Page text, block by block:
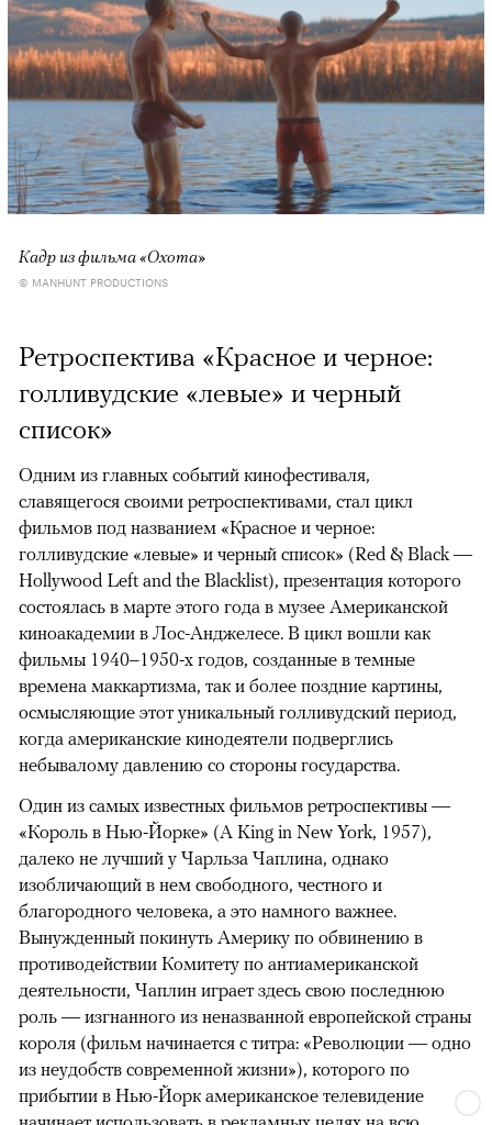
Кадр из фильма «Охота»
© MANHUNT PRODUCTIONS
Ретроспектива «Красное и черное:
голливудские «левые» и черный
список»
Одним из главных событий кинофестиваля,
славящегося своими ретроспективами, стал цикл
фильмов под названием «Красное и черное:
голливудские «левые» и черный список» (Red & Black —
Hollywood Left and the Blacklist), презентация которого
состоялась в марте этого года в музее Американской
киноакадемии в Лос-Анджелесе. В цикл вошли как
фильмы 1940–1950-х годов, созданные в темные
времена маккартизма, так и более поздние картины,
осмысляющие этот уникальный голливудский период,
когда американские кинодеятели подверглись
небывалому давлению со стороны государства.
Один из самых известных фильмов ретроспективы —
«Король в Нью-Йорке» (A King in New York, 1957),
далеко не лучший у Чарльза Чаплина, однако
изобличающий в нем свободного, честного и
благородного человека, а это намного важнее.
Вынужденный покинуть Америку по обвинению в
противодействии Комитету по антиамериканской
деятельности, Чаплин играет здесь свою последнюю
роль — изгнанного из неназванной европейской страны
короля (фильм начинается с титра: «Революции — одно
из неудобств современной жизни»), которого по
прибытии в Нью-Йорк американское телевидение